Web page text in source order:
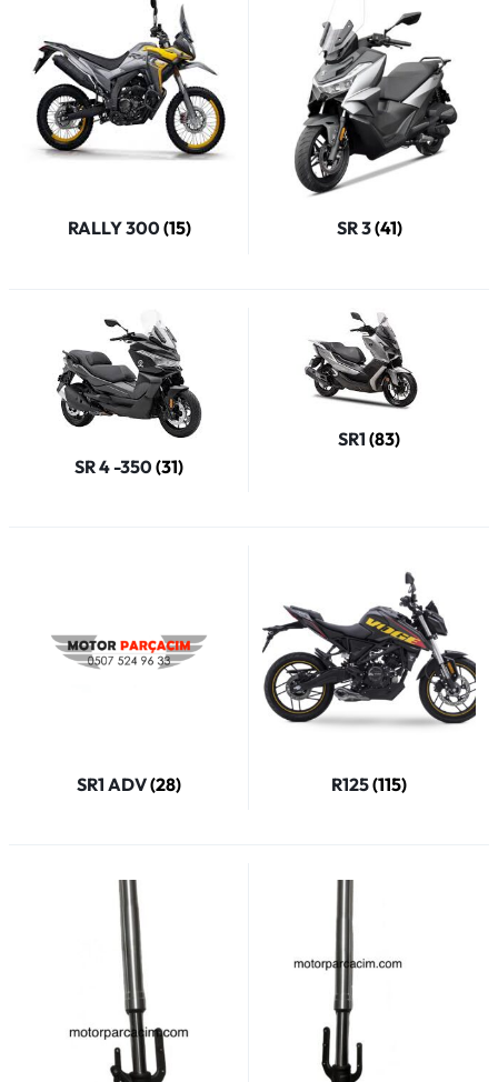
RALLY 300(15) SR 3(41)
SR 4 -350(31)
SR1 (83)
SR1 ADV(28) R125(115)